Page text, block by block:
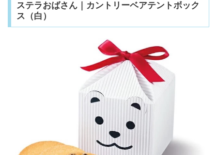
ステラおばさん｜カントリーベアテントボック
ス（白）